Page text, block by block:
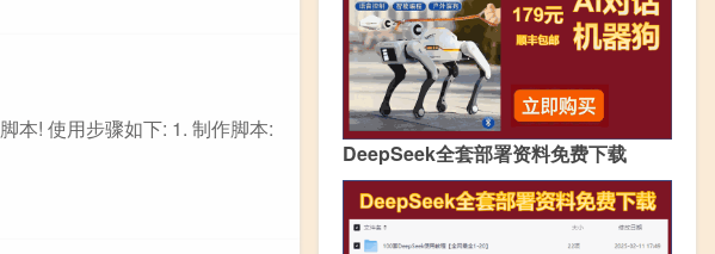
本! 使用步骤如下: 1. 制作脚本:
DeepSeek全套部署资料免费下载